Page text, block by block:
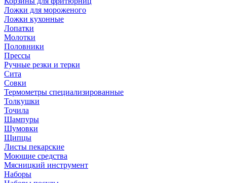
Ложки для мороженого
Ложки кухонные
Лопатки
Молотки
Половники
Прессы
Ручные резки и терки
Сита
Совки
Термометры специализированные
Толкушки
Точила
Шампуры
Шумовки
Щипцы
Листы пекарские
Моющие средства
Мясницкий инструмент
Наборы